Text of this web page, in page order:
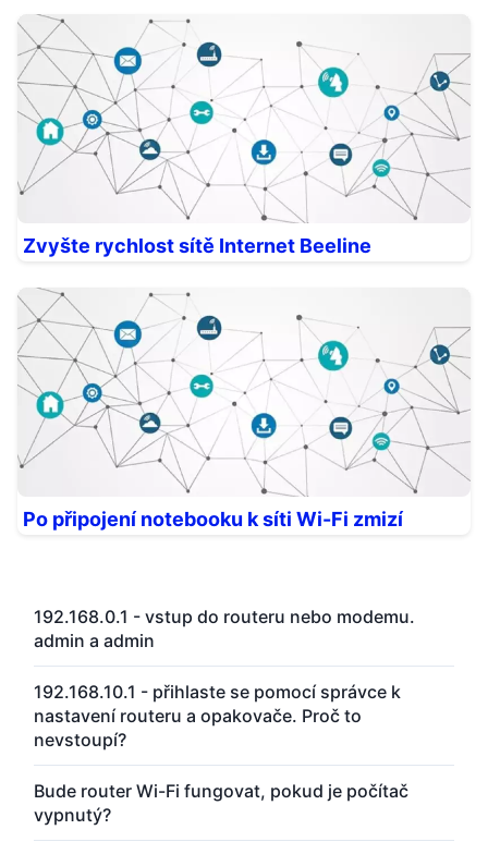
Zvyšte rychlost sítě Internet Beeline
Po připojení notebooku k síti Wi-Fi zmizí
192.168.0.1 - vstup do routeru nebo modemu.
admin a admin
192.168.10.1 - přihlaste se pomocí správce k
nastavení routeru a opakovače. Proč to
nevstoupí?
Bude router Wi-Fi fungovat, pokud je počítač
vypnutý?